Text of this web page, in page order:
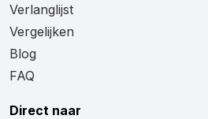
Verlanglijst
Vergelijken
Blog
FAQ
Direct naar